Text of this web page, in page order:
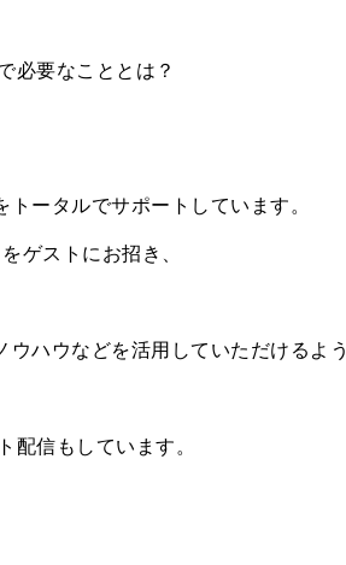
必要なこととは？
ータルでサポートしています。
ゲストにお招き、
ハウなどを活用していただけるよう
配信もしています。